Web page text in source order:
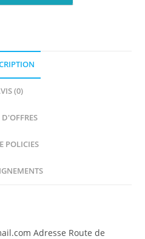
(0)
POLICIES
Adresse Route de